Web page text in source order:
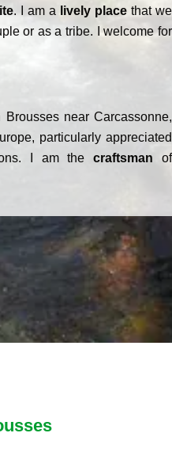
. I am a lively place that we
or as a tribe. I welcome for
near Carcassonne,
particularly appreciated
I am thecraftsman of